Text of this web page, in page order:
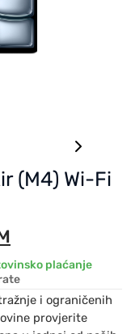
(M4) Wi-Fi
plaćanje
i ograničenih
provjerite